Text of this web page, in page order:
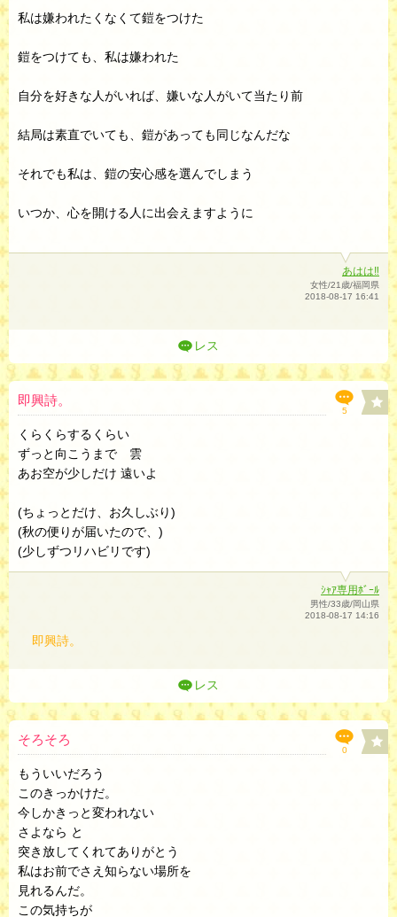
私は嫌われたくなくて鎧をつけた
鎧をつけても、私は嫌われた
自分を好きな人がいれば、嫌いな人がいて当たり前
結局は素直でいても、鎧があっても同じなんだな
それでも私は、鎧の安心感を選んでしまう
いつか、心を開ける人に出会えますように
あはは‼
女性/21歳/福岡県
2018-08-17 16:41
レス
5
即興詩。
くらくらするくらい
ずっと向こうまで 雲
あお空が少しだけ 遠いよ
(ちょっとだけ、お久しぶり)
(秋の便りが届いたので、)
(少しずつリハビリです)
ｼｬｱ専用ﾎﾞｰﾙ
男性/33歳/岡山県
2018-08-17 14:16
即興詩。
レス
0
そろそろ
もういいだろう
このきっかけだ。
今しかきっと変われない
さよなら と
突き放してくれてありがとう
私はお前でさえ知らない場所を
見れるんだ。
この気持ちが